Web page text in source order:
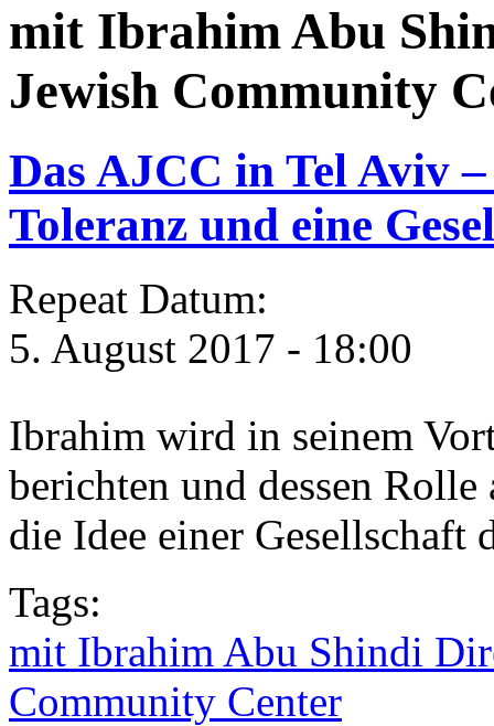
mit Ibrahim Abu
Jewish Community
Das AJCC in Tel Aviv
Toleranz und eine
Repeat Datum:
5. August 2017 - 18:00
Ibrahim wird in seinem
berichten und dessen
die Idee einer Gesellschaft
Tags:
mit Ibrahim Abu Shindi
Community Center